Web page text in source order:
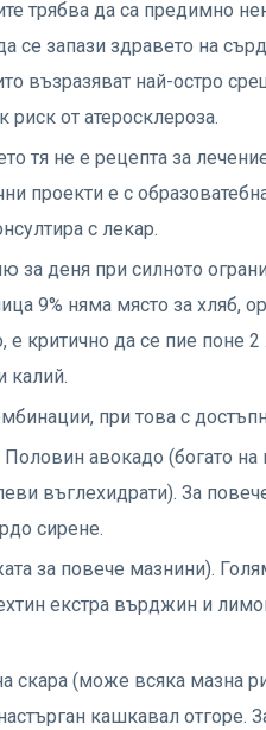
трябва да са предимно
се запази здравето на
възразяват най-остро
от атеросклероза.
тя не е рецепта за
проекти е с
с лекар.
деня при силното
9% няма място за хляб,
критично да се пие поне 2
калий.
при това с
Половин авокадо (богато
въглехидрати). За
сирене.
за повече мазнини).
екстра върджин и
скара (може всяка мазна
кашкавал отгоре.